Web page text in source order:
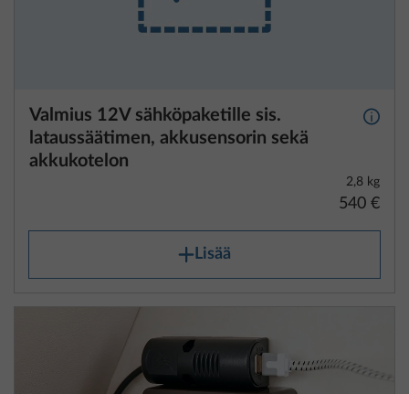
Valmius 12V sähköpaketille sis.
lataussäätimen, akkusensorin sekä
akkukotelon
2,8 kg
540 €
Lisää